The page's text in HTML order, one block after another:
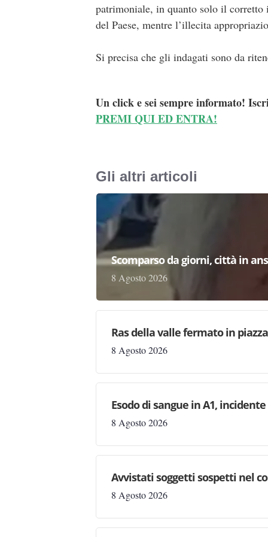
patrimoniale, in quanto solo il
del Paese, mentre l’illecita
Si precisa che gli indagati sono da
Un click e sei sempre informato!
PREMI QUI ED ENTRA!
Gli altri articoli
Scomparso da giorni, città in
8 Agosto 2026
Ras della valle fermato in
8 Agosto 2026
Esodo di sangue in A1,
8 Agosto 2026
Avvistati soggetti sospetti nel
8 Agosto 2026